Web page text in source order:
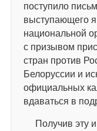
поступило
выступающего
национальной
с призывом
стран против
Белоруссии и
официальных
вдаваться в
Получив эту